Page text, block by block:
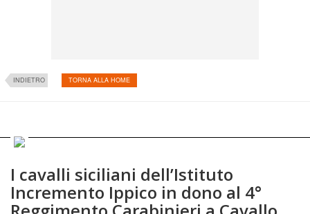
INDIETRO TORNA ALLA HOME
I cavalli siciliani dell’Istituto
Incremento Ippico in dono al 4°